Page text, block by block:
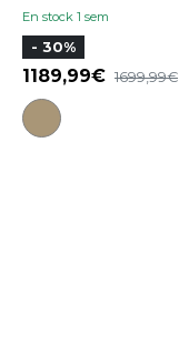
En stock 1 sem
- 30%
1189,99 1699,99